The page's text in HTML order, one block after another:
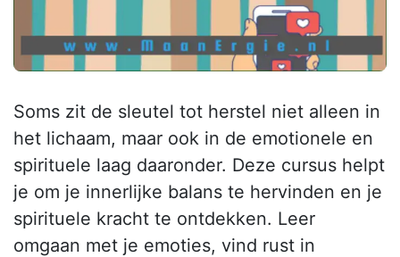
Soms zit de sleutel tot herstel niet alleen in
het lichaam, maar ook in de emotionele en
spirituele laag daaronder. Deze cursus helpt
je om je innerlijke balans te hervinden en je
spirituele kracht te ontdekken. Leer
omgaan met je emoties, vind rust in